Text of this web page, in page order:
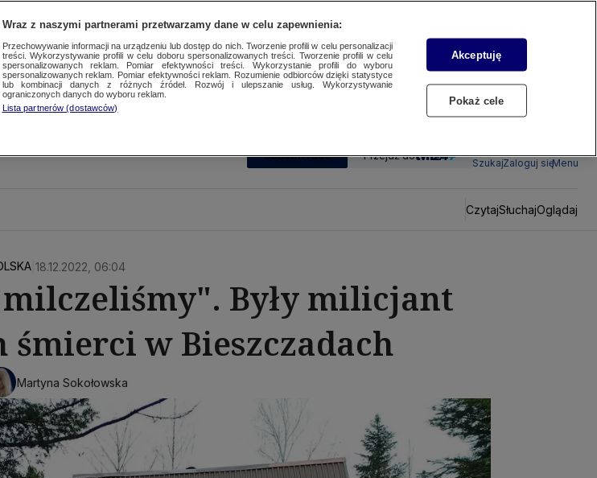
SUBSKRYBUJ Przejdź do
SzukajZaloguj sięMenu
CzytajSłuchajOglądaj
| 18.12.2022, 06:04
milczeliśmy". Były milicjant
w Bieszczadach
Martyna Sokołowska
Wraz z naszymi partnerami przetwarzamy dane w celu zapewnienia:
Przechowywanie informacji na urządzeniu lub dostęp do nich. Tworzenie profili w celu personalizacji
treści. Wykorzystywanie profili w celu doboru spersonalizowanych treści. Tworzenie profili w celu
spersonalizowanych reklam. Pomiar efektywności treści. Wykorzystanie profili do wyboru
spersonalizowanych reklam. Pomiar efektywności reklam. Rozumienie odbiorców dzięki statystyce
lub kombinacji danych z różnych źródeł. Rozwój i ulepszanie usług. Wykorzystywanie
ograniczonych danych do wyboru reklam.
Lista partnerów (dostawców)
Akceptuję
Pokaż cele